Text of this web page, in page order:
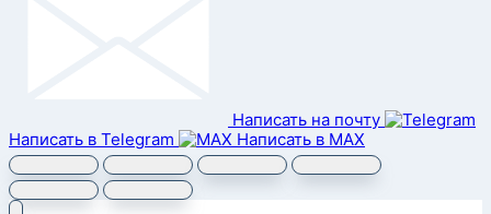
Написать на почту
Написать в Telegram
Написать в MAX